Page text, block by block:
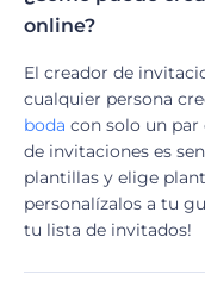
online?
El creador de
cualquier persona
boda con solo un par
de invitaciones es
plantillas y elige
personalízalos a tu
tu lista de invitados!